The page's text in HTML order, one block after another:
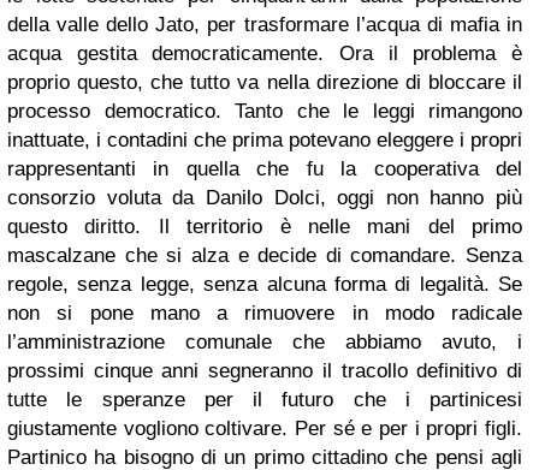
della valle dello Jato, per trasformare l’acqua di mafia in
acqua gestita democraticamente. Ora il problema è
proprio questo, che tutto va nella direzione di bloccare il
processo democratico. Tanto che le leggi rimangono
inattuate, i contadini che prima potevano eleggere i propri
rappresentanti in quella che fu la cooperativa del
consorzio voluta da Danilo Dolci, oggi non hanno più
questo diritto. Il territorio è nelle mani del primo
mascalzane che si alza e decide di comandare. Senza
regole, senza legge, senza alcuna forma di legalità. Se
non si pone mano a rimuovere in modo radicale
l’amministrazione comunale che abbiamo avuto, i
prossimi cinque anni segneranno il tracollo definitivo di
tutte le speranze per il futuro che i partinicesi
giustamente vogliono coltivare. Per sé e per i propri figli.
Partinico ha bisogno di un primo cittadino che pensi agli